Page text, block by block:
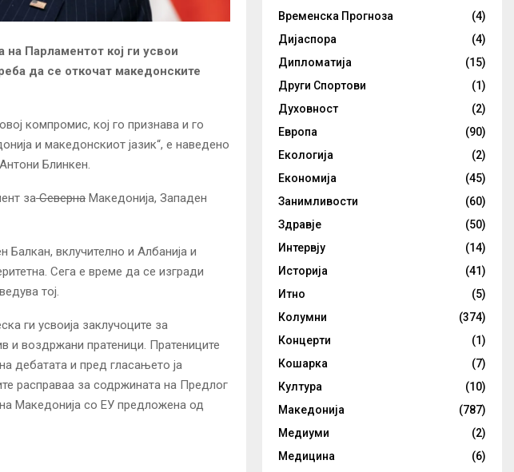
Парламентот кој ги усвои
да се откочат македонските
компромис, кој го признава и го
и македонскиот јазик“, е наведено
Блинкен.
заСеверна Македонија, Западен
Балкан, вклучително и Албанија и
Сега е време да се изгради
тој.
ги усвоија заклучоците за
и воздржани пратеници. Пратениците
и пред гласањето ја
расправаа за содржината на Предлог
Македонија со ЕУ предложена од
Временска Прогноза
(4)
Дијаспора
(4)
Дипломатија
(15)
Други Спортови
(1)
Духовност
(2)
Европа
(90)
Екологија
(2)
Економија
(45)
Занимливости
(60)
Здравје
(50)
Интервју
(14)
Историја
(41)
Итно
(5)
Колумни
(374)
Концерти
(1)
Кошарка
(7)
Култура
(10)
Македонија
(787)
Медиуми
(2)
Медицина
(6)